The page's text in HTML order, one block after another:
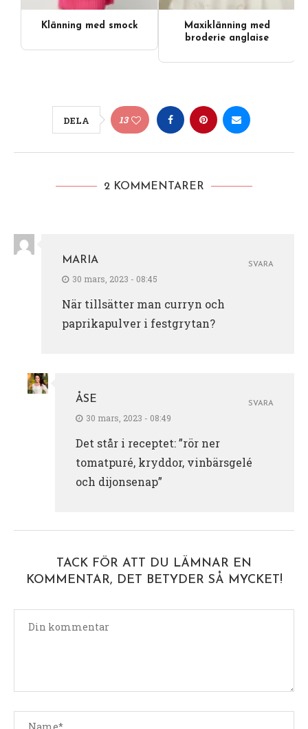
Klänning med smock
Maxiklänning med
broderie anglaise
DELA 13
2 KOMMENTARER
MARIA
30 mars, 2023 - 08:45
När tillsätter man curryn och
paprikapulver i festgrytan?
SVARA
ÅSE
30 mars, 2023 - 08:49
Det står i receptet: ”rör ner
tomatpuré, kryddor, vinbärsgelé
och dijonsenap”
SVARA
TACK FÖR ATT DU LÄMNAR EN
KOMMENTAR, DET BETYDER SÅ MYCKET!